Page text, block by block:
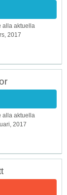
alla aktuella
2017
alla aktuella
2017